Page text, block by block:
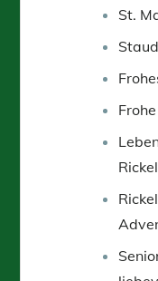
St.